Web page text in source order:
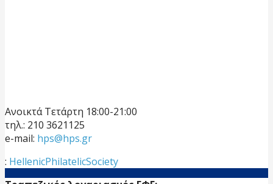
Ανοικτά Τετάρτη 18:00-21:00
τηλ.: 210 3621125
e-mail: hps@hps.gr
: HellenicPhilatelicSociety